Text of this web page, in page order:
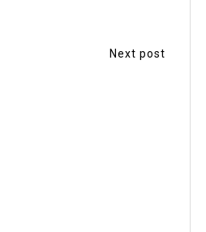
Next post